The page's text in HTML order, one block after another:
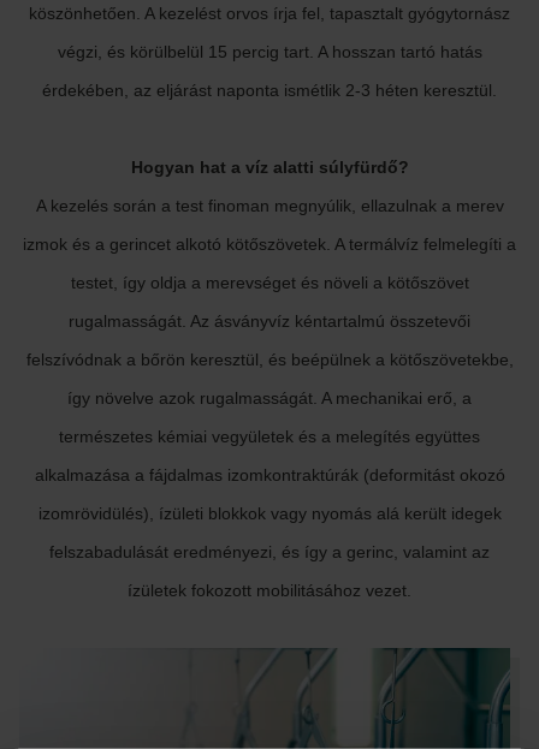
köszönhetően. A kezelést orvos írja fel, tapasztalt gyógytornász
végzi, és körülbelül 15 percig tart. A hosszan tartó hatás
érdekében, az eljárást naponta ismétlik 2-3 héten keresztül.
Hogyan hat a víz alatti súlyfürdő?
A kezelés során a test finoman megnyúlik, ellazulnak a merev
izmok és a gerincet alkotó kötőszövetek. A termálvíz felmelegíti a
testet, így oldja a merevséget és növeli a kötőszövet
rugalmasságát. Az ásványvíz kéntartalmú összetevői
felszívódnak a bőrön keresztül, és beépülnek a kötőszövetekbe,
így növelve azok rugalmasságát. A mechanikai erő, a
természetes kémiai vegyületek és a melegítés együttes
alkalmazása a fájdalmas izomkontraktúrák (deformitást okozó
izomrövidülés), ízületi blokkok vagy nyomás alá került idegek
felszabadulását eredményezi, és így a gerinc, valamint az
ízületek fokozott mobilitásához vezet.